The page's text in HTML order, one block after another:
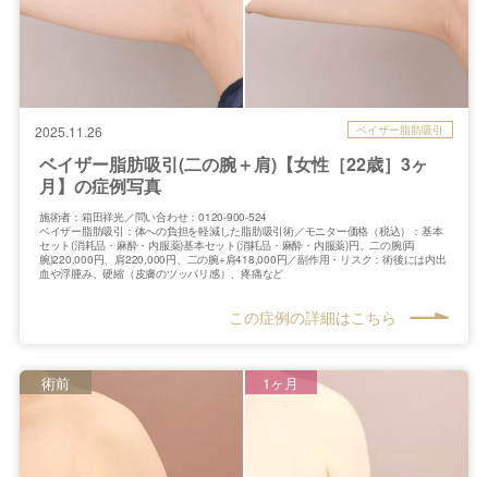
2025.11.26 ベイザー脂肪吸引
ベイザー脂肪吸引(二の腕＋肩)【女性［22歳］3ヶ
月】の症例写真
施術者：箱田祥光／問い合わせ：0120-900-524
ベイザー脂肪吸引：体への負担を軽減した脂肪吸引術／モニター価格（税込）：基本
セット(消耗品・麻酔・内服薬)基本セット(消耗品・麻酔・内服薬)円、二の腕(両
腕)220,000円、肩220,000円、二の腕+肩418,000円／副作用・リスク：術後には内出
血や浮腫み、硬縮（皮膚のツッパリ感）、疼痛など
この症例の詳細はこちら
術前 1ヶ月